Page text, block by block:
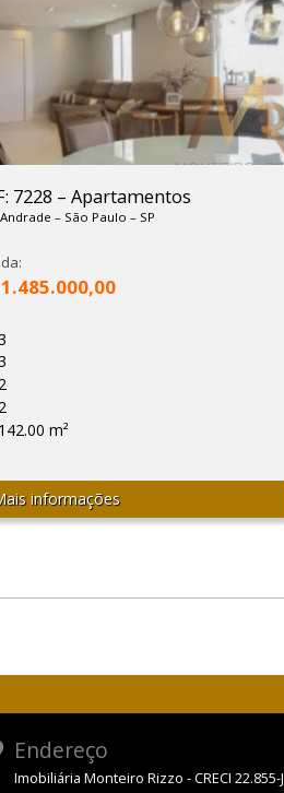
7228 – Apartamentos
– São Paulo – SP
1.485.000,00
2
2
142.00 m²
informações
Endereço
Imobiliária Monteiro Rizzo - CRECI 22.855-J